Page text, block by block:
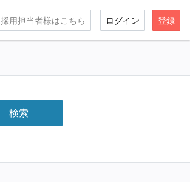
採用担当者様はこちら ログイン 登録